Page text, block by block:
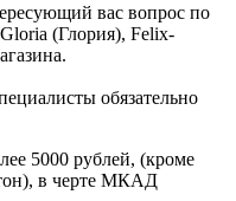
вас вопрос по
(Глория), Felix-
обязательно
5000 рублей, (кроме
в черте МКАД